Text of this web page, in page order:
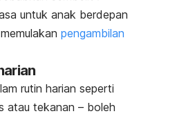
untuk anak berdepan
pengambilan
rutin harian seperti
atau tekanan – boleh